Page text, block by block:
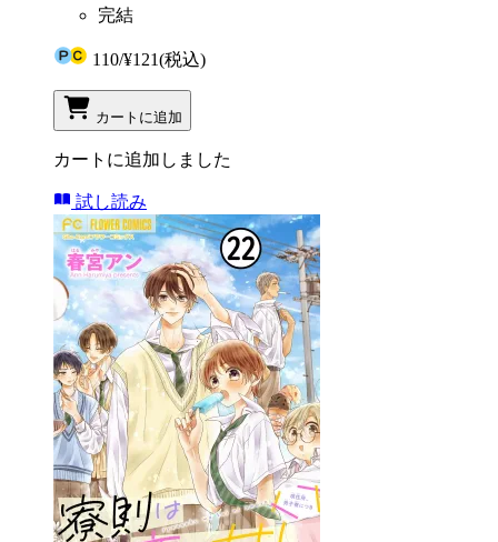
完結
110/¥121(税込)
カートに追加
カートに追加しました
試し読み